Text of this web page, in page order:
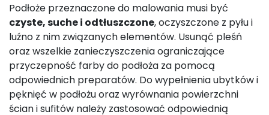
Podłoże przeznaczone do malowania musi być
czyste, suche i odtłuszczone, oczyszczone z pyłu i
luźno z nim związanych elementów. Usunąć pleśń
oraz wszelkie zanieczyszczenia ograniczające
przyczepność farby do podłoża za pomocą
odpowiednich preparatów. Do wypełnienia ubytków i
pęknięć w podłożu oraz wyrównania powierzchni
ścian i sufitów należy zastosować odpowiednią